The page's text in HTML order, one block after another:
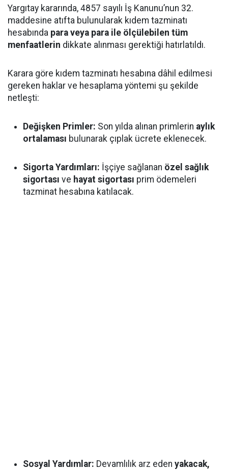
Yargıtay kararında, 4857 sayılı İş Kanunu’nun 32.
maddesine atıfta bulunularak kıdem tazminatı
hesabında para veya para ile ölçülebilen tüm
menfaatlerin dikkate alınması gerektiği hatırlatıldı.
Karara göre kıdem tazminatı hesabına dâhil edilmesi
gereken haklar ve hesaplama yöntemi şu şekilde
netleşti:
Değişken Primler: Son yılda alınan primlerin aylık
ortalaması bulunarak çıplak ücrete eklenecek.
Sigorta Yardımları: İşçiye sağlanan özel sağlık
sigortası ve hayat sigortası prim ödemeleri
tazminat hesabına katılacak.
Sosyal Yardımlar: Devamlılık arz eden yakacak,